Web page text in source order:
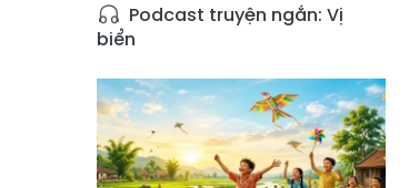
Podcast truyện ngắn: Vị
biển